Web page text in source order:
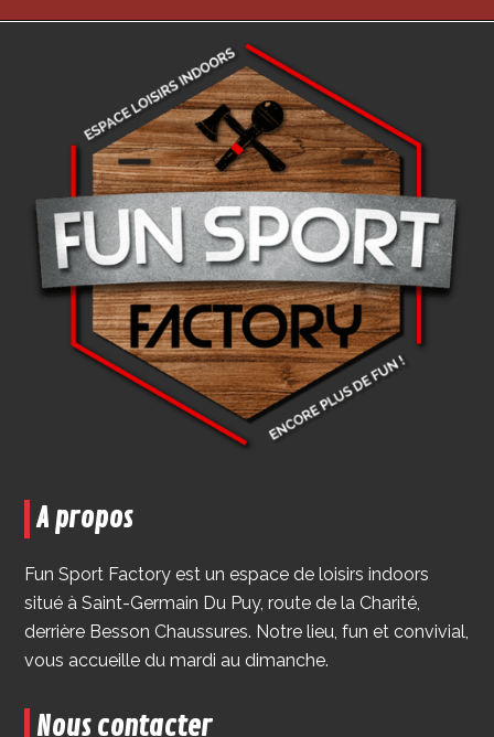
A propos
Fun Sport Factory est un espace de loisirs indoors
situé à Saint-Germain Du Puy, route de la Charité,
derrière Besson Chaussures. Notre lieu, fun et convivial,
vous accueille du mardi au dimanche.
Nous contacter